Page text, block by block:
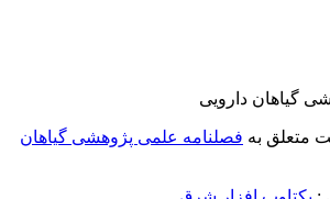
بهفصلنامه علمی پژوهشی گیاهان